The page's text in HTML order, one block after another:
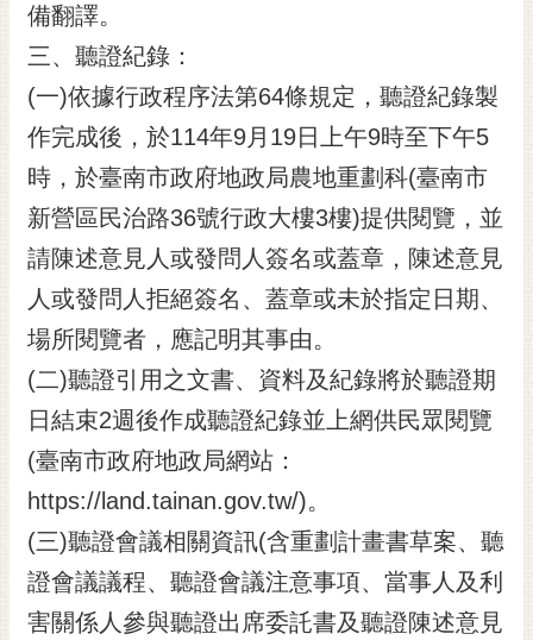
備翻譯。
三、聽證紀錄：
(一)依據行政程序法第64條規定，聽證紀錄製
作完成後，於114年9月19日上午9時至下午5
時，於臺南市政府地政局農地重劃科(臺南市
新營區民治路36號行政大樓3樓)提供閱覽，並
請陳述意見人或發問人簽名或蓋章，陳述意見
人或發問人拒絕簽名、蓋章或未於指定日期、
場所閱覽者，應記明其事由。
(二)聽證引用之文書、資料及紀錄將於聽證期
日結束2週後作成聽證紀錄並上網供民眾閱覽
(臺南市政府地政局網站：
https://land.tainan.gov.tw/)。
(三)聽證會議相關資訊(含重劃計畫書草案、聽
證會議議程、聽證會議注意事項、當事人及利
害關係人參與聽證出席委託書及聽證陳述意見